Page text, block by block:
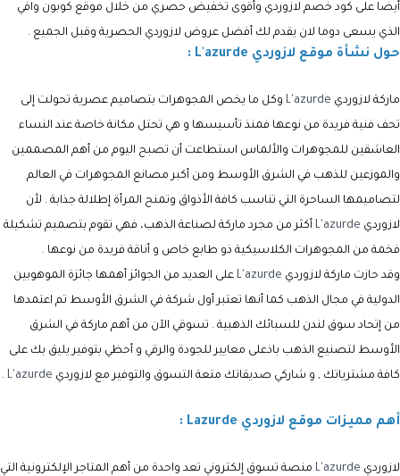
أيضا على كود خصم لازوردي وأقوى تخفيض حصري من خلال موقع كوبون وافي
الذي يسعى دوما لان يقدم لك أفضل عروض لازوردي الحصرية وقبل الجميع .
حول نشأة موقع لازوردي L'azurde :
ماركة لازوردي L'azurde وكل ما يخص المجوهرات بتصاميم عصرية تحولت إلى
تحف فنية فريدة من نوعها فمنذ تأسيسها و هي تحتل مكانة خاصة عند النساء
العاشقين للمجوهرات والألماس استطاعت أن تصبح اليوم من أهم المصممين
والموزعين للذهب في الشرق الأوسط ومن أكبر مصانع المجوهرات في العالم
لتصاميمها الساحرة التي تناسب كافة الأذواق وتمنح المرأة إطلالة جذابة . لأن
لازوردي L'azurde أكثر من مجرد ماركة لصناعة الذهب، فهي تقوم بتصميم تشكيلة
فخمة من المجوهرات الكلاسيكية ذو طابع خاص و أناقة فريدة من نوعها .
وقد حازت ماركة لازوردي L'azurde على العديد من الجوائز أهمها جائزة الموهوبين
الدولية في مجال الذهب كما أنها تعتبر أول شركة في الشرق الأوسط تم اعتمدها
من إتحاد سوق لندن للسبائك الذهبية . تسوقي الآن من أهم ماركة في الشرق
الأوسط لتصنيع الذهب باذعلى معايير للجودة والرقي و أحظي بتوفير يليق بك على
كافة مشترياتك , و شاركي صديقاتك متعة التسوق والتوفير مع لازوردي L'azurde
.
أهم مميزات موقع لازوردي Lazurde :
لازوردي L'azurde منصة تسوق إلكتروني تعد واحدة من أهم المتاجر الإلكترونية التي